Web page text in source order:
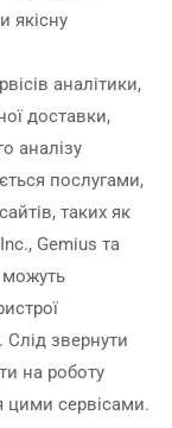
якісну
аналітики,
доставки,
аналізу
послугами,
таких як
Gemius та
можуть
Слід звернути
на роботу
цими сервісами.